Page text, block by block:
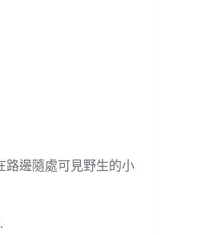
路邊隨處可見野生的小